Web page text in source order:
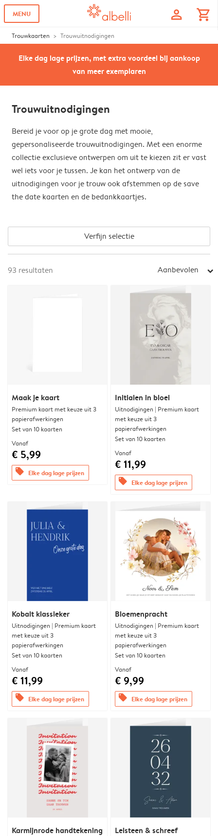
MENU profile shopping_cart
Trouwkaarten Trouwuitnodigingen
Elke dag lage prijzen, met extra voordeel bij aankoop
van meer exemplaren
Trouwuitnodigingen
Bereid je voor op je grote dag met mooie,
gepersonaliseerde trouwuitnodigingen. Met een enorme
collectie exclusieve ontwerpen om uit te kiezen zit er vast
wel iets voor je tussen. Je kan het ontwerp van de
uitnodigingen voor je trouw ook afstemmen op de save
the date kaarten en de bedankkaartjes.
Verfijn selectie
93 resultaten Aanbevolen arrow_right
Maak je kaart
Premium kaart met keuze uit 3
papierafwerkingen
Set van 10 kaarten
Vanaf
€ 5,99
offers Elke dag lage prijzen
Initialen in bloei
Uitnodigingen | Premium kaart
met keuze uit 3
papierafwerkingen
Set van 10 kaarten
Vanaf
€ 11,99
offers Elke dag lage prijzen
Kobalt klassieker
Uitnodigingen | Premium kaart
met keuze uit 3
papierafwerkingen
Set van 10 kaarten
Vanaf
€ 11,99
offers Elke dag lage prijzen
Bloemenpracht
Uitnodigingen | Premium kaart
met keuze uit 3
papierafwerkingen
Set van 10 kaarten
Vanaf
€ 9,99
offers Elke dag lage prijzen
Karmijnrode handtekening Leisteen & schreef